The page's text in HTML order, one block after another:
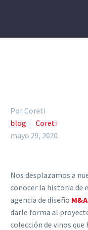
Por Coreti
blog
Coreti
mayo 29, 2020
Nos desplazamos a
conocer la historia de
agencia de diseño
darle forma al
colección de vinos